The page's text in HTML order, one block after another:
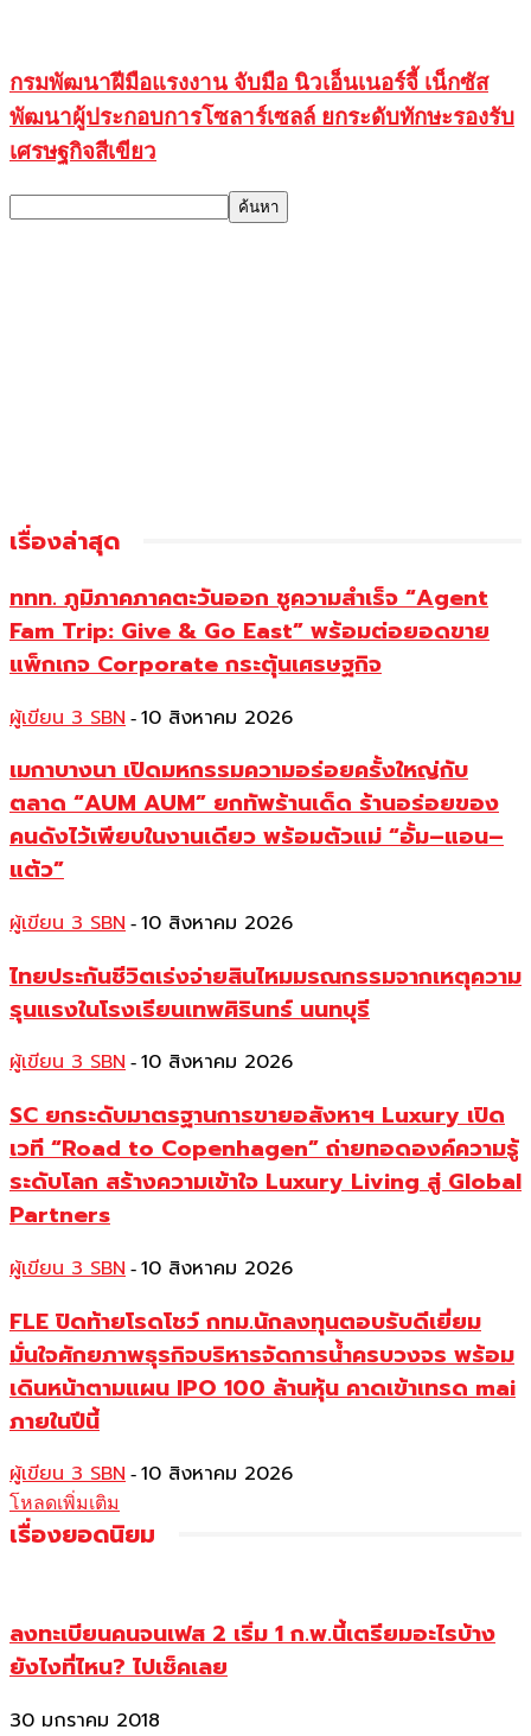
กรมพัฒนาฝีมือแรงงาน จับมือ นิวเอ็นเนอร์จี้ เน็กซัส
พัฒนาผู้ประกอบการโซลาร์เซลล์ ยกระดับทักษะรองรับ
เศรษฐกิจสีเขียว
เรื่องล่าสุด
ททท. ภูมิภาคภาคตะวันออก ชูความสำเร็จ “Agent
Fam Trip: Give & Go East” พร้อมต่อยอดขาย
แพ็กเกจ Corporate กระตุ้นเศรษฐกิจ
ผู้เขียน 3 SBN - 10 สิงหาคม 2026
เมกาบางนา เปิดมหกรรมความอร่อยครั้งใหญ่กับ
ตลาด “AUM AUM” ยกทัพร้านเด็ด ร้านอร่อยของ
คนดังไว้เพียบในงานเดียว พร้อมตัวแม่ “อั้ม–แอน–
แต้ว”
ผู้เขียน 3 SBN - 10 สิงหาคม 2026
ไทยประกันชีวิตเร่งจ่ายสินไหมมรณกรรมจากเหตุความ
รุนแรงในโรงเรียนเทพศิรินทร์ นนทบุรี
ผู้เขียน 3 SBN - 10 สิงหาคม 2026
SC ยกระดับมาตรฐานการขายอสังหาฯ Luxury เปิด
เวที “Road to Copenhagen” ถ่ายทอดองค์ความรู้
ระดับโลก สร้างความเข้าใจ Luxury Living สู่ Global
Partners
ผู้เขียน 3 SBN - 10 สิงหาคม 2026
FLE ปิดท้ายโรดโชว์ กทม.นักลงทุนตอบรับดีเยี่ยม
มั่นใจศักยภาพธุรกิจบริหารจัดการน้ำครบวงจร พร้อม
เดินหน้าตามแผน IPO 100 ล้านหุ้น คาดเข้าเทรด mai
ภายในปีนี้
ผู้เขียน 3 SBN - 10 สิงหาคม 2026
โหลดเพิ่มเติม
เรื่องยอดนิยม
ลงทะเบียนคนจนเฟส 2 เริ่ม 1 ก.พ.นี้เตรียมอะไรบ้าง
ยังไงที่ไหน? ไปเช็คเลย
30 มกราคม 2018